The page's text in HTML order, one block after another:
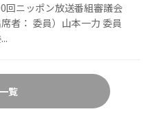
回ニッポン放送番組審議会
者： 委員）山本一力 委員
覧